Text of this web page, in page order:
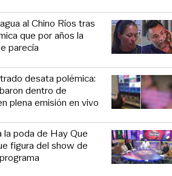
al Chino Ríos tras
que por años la
parecía
desata polémica:
dentro de
plena emisión en vivo
la poda de Hay Que
figura del show de